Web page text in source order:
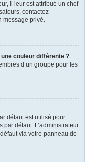
il leur est attribué un chef
contactez
message privé.
couleur différente ?
d’un groupe pour les
défaut est utilisé pour
défaut. L’administrateur
via votre panneau de